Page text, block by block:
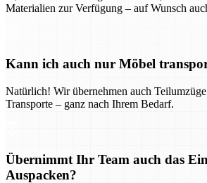
Materialien zur Verfügung – auf Wunsch
Kann ich auch nur Möbel
Natürlich! Wir übernehmen auch
Transporte – ganz nach Ihrem Bedarf.
Übernimmt Ihr Team auch das
Auspacken?